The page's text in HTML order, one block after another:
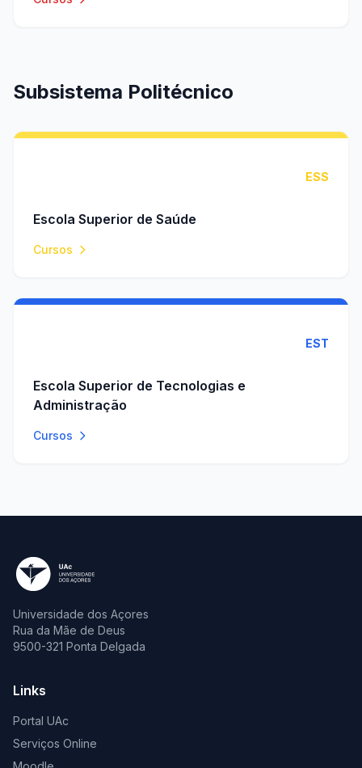
Subsistema Politécnico
ESS
Escola Superior de Saúde
Cursos
EST
Escola Superior de Tecnologias e
Administração
Cursos
Universidade dos Açores
Rua da Mãe de Deus
9500-321 Ponta Delgada
Links
Portal UAc
Serviços Online